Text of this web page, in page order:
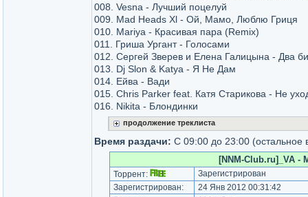
008. Vesna - Лучший поцелуй
009. Mad Heads Xl - Ой, Мамо, Люблю Гриця
010. Mariya - Красивая пара (Remix)
011. Гриша Ургант - Голосами
012. Сергей Зверев и Елена Галицына - Два
013. Dj Slon & Katya - Я Не Дам
014. Ейва - Вади
015. Сhris Parker feat. Катя Старикова - Не
016. Nikita - Блондинки
продолжение треклиста
Время раздачи: С 09:00 до 23:00 (остальное
[NNM-Club.ru]_VA -
Торрент:
Зарегистрирован
Зарегистрирован:
24 Янв 2012 00:31:42